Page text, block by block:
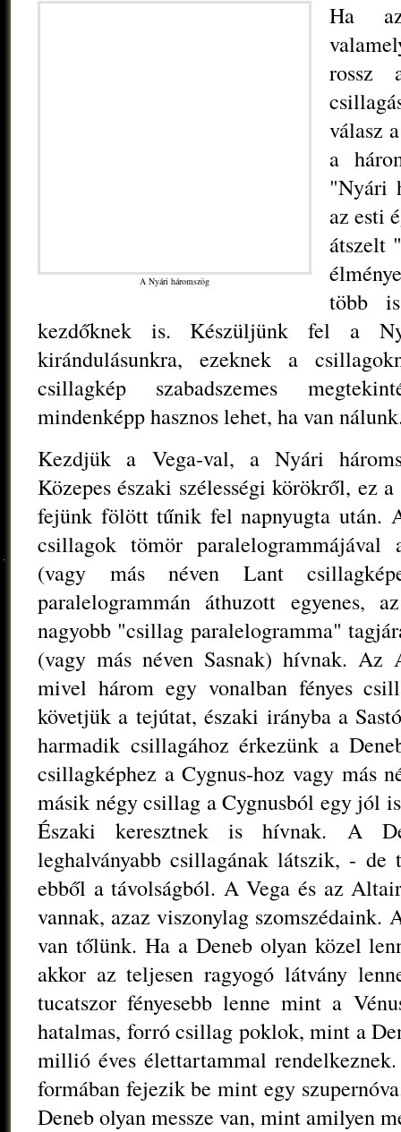
A Nyári háromszög
Ha
rossz
válasz
a
"Nyári
az esti
átszelt
több
kezdőknek is. Készüljünk fel a
kirándulásunkra, ezeknek a
csillagkép szabadszemes
mindenképp hasznos lehet, ha van
Kezdjük a Vega-val, a Nyári
Közepes északi szélességi körökről, ez
fejünk fölött tűnik fel napnyugta után.
csillagok tömör
(vagy más néven Lant
paralelogrammán áthuzott egyenes,
nagyobb "csillag paralelogramma"
(vagy más néven Sasnak) hívnak. Az
mivel három egy vonalban fényes
követjük a tejútat, északi irányba a
harmadik csillagához érkezünk a
csillagképhez a Cygnus-hoz vagy más
másik négy csillag a Cygnusból egy jól
Északi keresztnek is hívnak. A
leghalványabb csillagának látszik, - de
ebből a távolságból. A Vega és az
vannak, azaz viszonylag szomszédaink.
van tőlünk. Ha a Deneb olyan közel
akkor az teljesen ragyogó látvány
tucatszor fényesebb lenne mint a
hatalmas, forró csillag poklok, mint a
millió éves élettartammal
formában fejezik be mint egy
Deneb olyan messze van, mint amilyen